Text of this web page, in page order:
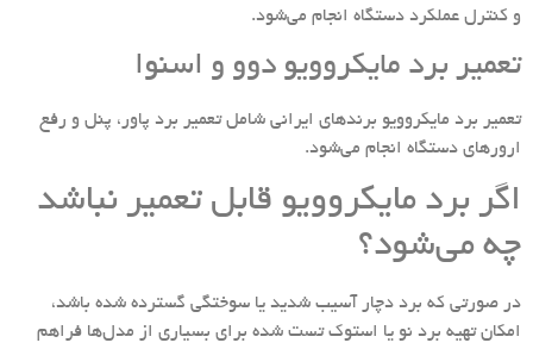
و کنترل عملکرد دستگاه انجام می‌شود.
تعمیر برد مایکروویو دوو و اسنوا
تعمیر برد مایکروویو برندهای ایرانی شامل تعمیر برد پاور، پنل و رفع
ارورهای دستگاه انجام می‌شود.
اگر برد مایکروویو قابل تعمیر نباشد
چه می‌شود؟
در صورتی که برد دچار آسیب شدید یا سوختگی گسترده شده باشد،
امکان تهیه برد نو یا استوک تست شده برای بسیاری از مدل‌ها فراهم